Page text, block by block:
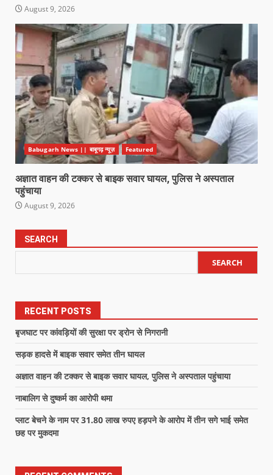
August 9, 2026
Babugarh News || बाबूगढ़ न्यूज़ Featured
अज्ञात वाहन की टक्कर से बाइक सवार घायल, पुलिस ने अस्पताल
पहुंचाया
August 9, 2026
SEARCH
SEARCH
RECENT POSTS
बृजघाट पर कांवड़ियों की सुरक्षा पर ड्रोन से निगरानी
सड़क हादसे में बाइक सवार समेत तीन घायल
अज्ञात वाहन की टक्कर से बाइक सवार घायल, पुलिस ने अस्पताल पहुंचाया
नाबालिग से दुष्कर्म का आरोपी थमा
प्लाट बेचने के नाम पर 31.80 लाख रुपए हड़पने के आरोप में तीन सगे भाई समेत
छह पर मुकदमा